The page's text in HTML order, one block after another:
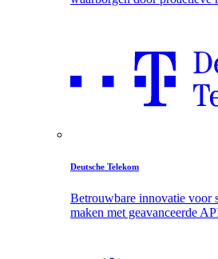
Deutsche Telekom
Betrouwbare innovatie voor
maken met geavanceerde